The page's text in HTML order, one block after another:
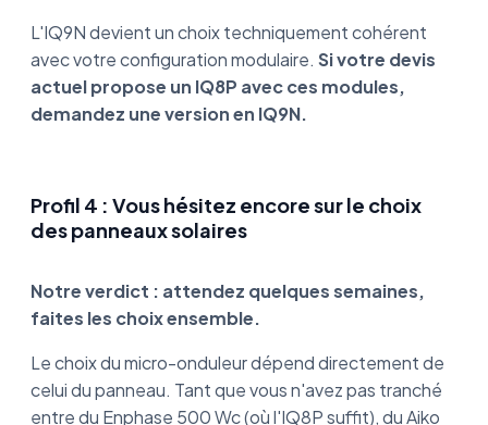
L'IQ9N devient un choix techniquement cohérent
avec votre configuration modulaire. Si votre devis
actuel propose un IQ8P avec ces modules,
demandez une version en IQ9N.
Profil 4 : Vous hésitez encore sur le choix
des panneaux solaires
Notre verdict : attendez quelques semaines,
faites les choix ensemble.
Le choix du micro-onduleur dépend directement de
celui du panneau. Tant que vous n'avez pas tranché
entre du Enphase 500 Wc (où l'IQ8P suffit), du Aiko